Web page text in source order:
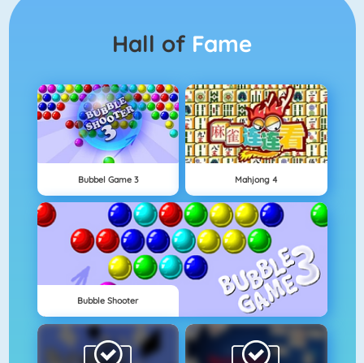
Hall of Fame
Bubbel Game 3 Mahjong 4
Bubble Shooter